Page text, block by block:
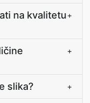
na kvalitetu+
+
slika? +